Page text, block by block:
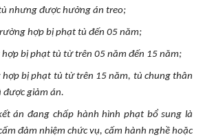
nhưng được hưởng án treo;
hợp bị phạt tù đến 05 năm;
bị phạt tù từ trên 05 năm đến 15 năm;
bị phạt tù từ trên 15 năm, tù chung thân
được giảm án.
án đang chấp hành hình phạt bổ sung là
đảm nhiệm chức vụ, cấm hành nghề hoặc